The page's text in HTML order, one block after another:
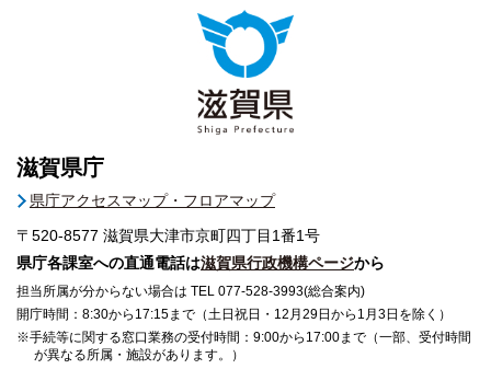
滋賀県庁
県庁アクセスマップ・フロアマップ
〒520-8577 滋賀県大津市京町四丁目1番1号
県庁各課室への直通電話は滋賀県行政機構ページから
担当所属が分からない場合は TEL 077-528-3993(総合案内)
開庁時間：8:30から17:15まで（土日祝日・12月29日から1月3日を除く）
※手続等に関する窓口業務の受付時間：9:00から17:00まで（一部、受付時間
が異なる所属・施設があります。）